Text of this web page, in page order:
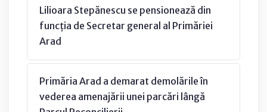
Lilioara Stepănescu se pensionează din
funcția de Secretar general al Primăriei
Arad
Primăria Arad a demarat demolările în
vederea amenajării unei parcări lângă